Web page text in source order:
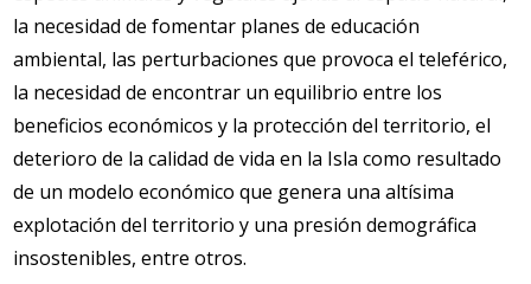
la necesidad de fomentar planes de educación
ambiental, las perturbaciones que provoca el teleférico,
la necesidad de encontrar un equilibrio entre los
beneficios económicos y la protección del territorio, el
deterioro de la calidad de vida en la Isla como resultado
de un modelo económico que genera una altísima
explotación del territorio y una presión demográfica
insostenibles, entre otros.